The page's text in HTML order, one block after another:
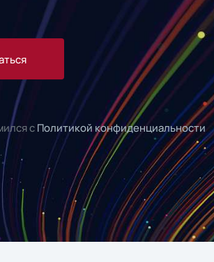
сПолитикой конфиденциальности